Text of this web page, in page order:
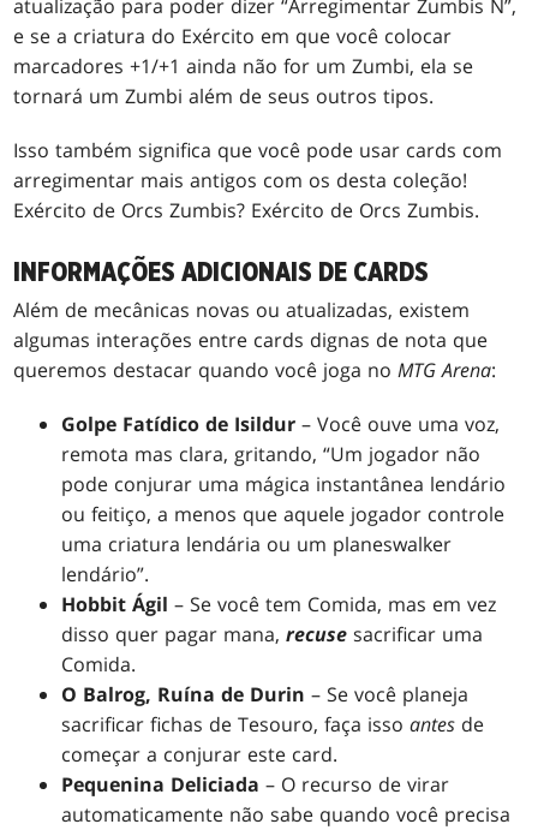
atualização para poder dizer “Arregimentar Zumbis N”,
e se a criatura do Exército em que você colocar
marcadores +1/+1 ainda não for um Zumbi, ela se
tornará um Zumbi além de seus outros tipos.
Isso também significa que você pode usar cards com
arregimentar mais antigos com os desta coleção!
Exército de Orcs Zumbis? Exército de Orcs Zumbis.
INFORMAÇÕES ADICIONAIS DE CARDS
Além de mecânicas novas ou atualizadas, existem
algumas interações entre cards dignas de nota que
queremos destacar quando você joga noMTG Arena:
Golpe Fatídico de Isildur – Você ouve uma voz,
remota mas clara, gritando, “Um jogador não
pode conjurar uma mágica instantânea lendário
ou feitiço, a menos que aquele jogador controle
uma criatura lendária ou um planeswalker
lendário”.
Hobbit Ágil – Se você tem Comida, mas em vez
disso quer pagar mana,recuse sacrificar uma
Comida.
O Balrog, Ruína de Durin – Se você planeja
sacrificar fichas de Tesouro, faça issoantes de
começar a conjurar este card.
Pequenina Deliciada – O recurso de virar
automaticamente não sabe quando você precisa